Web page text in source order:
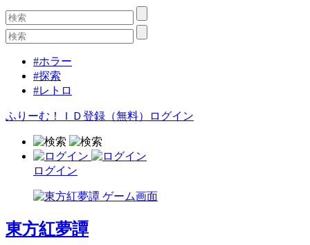
#ホラー
#探索
#レトロ
ふりーむ！ＩＤ登録（無料） ログイン
ログイン
東方紅夢譚